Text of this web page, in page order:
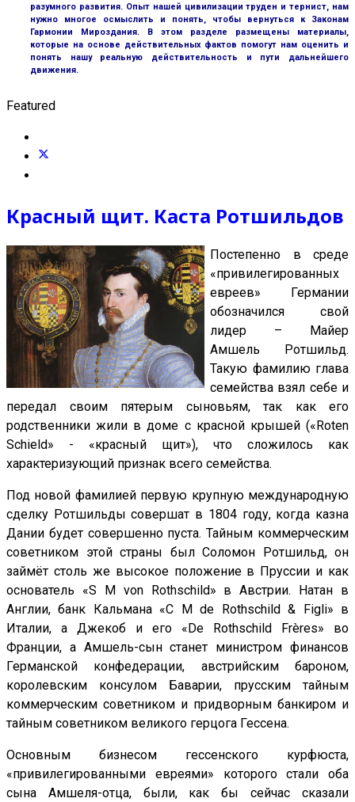
разумного развития. Опыт нашей цивилизации труден и тернист, нам
нужно многое осмыслить и понять, чтобы вернуться к Законам
Гармонии Мироздания. В этом разделе размещены материалы,
которые на основе действительных фактов помогут нам оценить и
понять нашу реальную действительность и пути дальнейшего
движения.
Featured
Красный щит. Каста Ротшильдов
Постепенно в среде
«привилегированных
евреев» Германии
обозначился свой
лидер – Майер
Амшель Ротшильд.
Такую фамилию глава
семейства взял себе и
передал своим пятерым сыновьям, так как его
родственники жили в доме с красной крышей («Roten
Schield» - «красный щит»), что сложилось как
характеризующий признак всего семейства.
Под новой фамилией первую крупную международную
сделку Ротшильды совершат в 1804 году, когда казна
Дании будет совершенно пуста. Тайным коммерческим
советником этой страны был Соломон Ротшильд, он
займёт столь же высокое положение в Пруссии и как
основатель «S M von Rothschild» в Австрии. Натан в
Англии, банк Кальмана «C M de Rothschild & Figli» в
Италии, а Джекоб и его «De Rothschild Frères» во
Франции, а Амшель-сын станет министром финансов
Германской конфедерации, австрийским бароном,
королевским консулом Баварии, прусским тайным
коммерческим советником и придворным банкиром и
тайным советником великого герцога Гессена.
Основным бизнесом гессенского курфюста,
«привилегированными евреями» которого стали оба
сына Амшеля-отца, были, как бы сейчас сказали